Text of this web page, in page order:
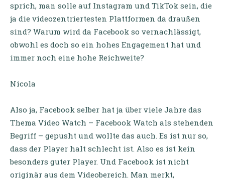
sprich, man solle auf Instagram und TikTok sein, die
ja die videozentriertesten Plattformen da draußen
sind? Warum wird da Facebook so vernachlässigt,
obwohl es doch so ein hohes Engagement hat und
immer noch eine hohe Reichweite?
Nicola
Also ja, Facebook selber hat ja über viele Jahre das
Thema Video Watch – Facebook Watch als stehenden
Begriff – gepusht und wollte das auch. Es ist nur so,
dass der Player halt schlecht ist. Also es ist kein
besonders guter Player. Und Facebook ist nicht
originär aus dem Videobereich. Man merkt,